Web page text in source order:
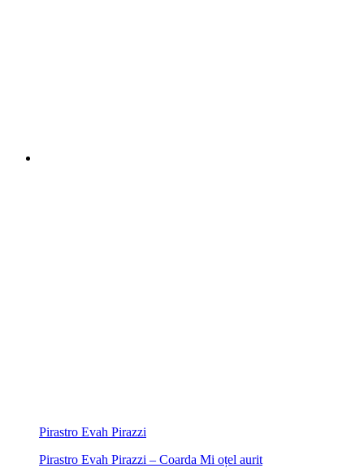
Pirastro Evah Pirazzi
Pirastro Evah Pirazzi – Coarda Mi oțel aurit